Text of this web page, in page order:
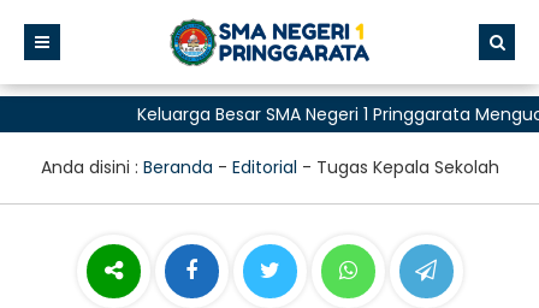
Keluarga Besar SMA Negeri 1 Pringgarata
Anda disini : Beranda - Editorial - Tugas Kepala Sekolah